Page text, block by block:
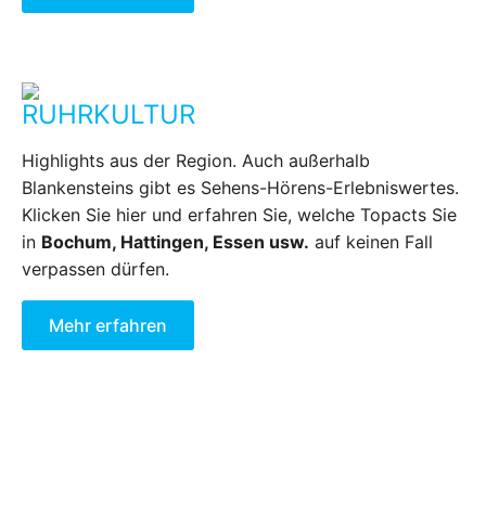
RUHRKULTUR
Highlights aus der Region. Auch außerhalb
Blankensteins gibt es Sehens-Hörens-Erlebniswertes.
Klicken Sie hier und erfahren Sie, welche Topacts Sie
in Bochum, Hattingen, Essen usw. auf keinen Fall
verpassen dürfen.
Mehr erfahren